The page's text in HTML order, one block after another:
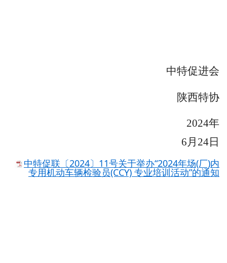
中特促进会
陕西特协
2024年
6月24日
中特促联〔2024〕11号关于举办“2024年场(厂)内
专用机动车辆检验员(CCY) 专业培训活动”的通知